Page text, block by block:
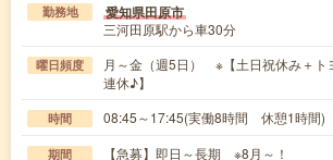
勤務地 愛知県田原市
三河田原駅から車30分
曜日頻度
月～金（週5日） ※【土日祝休み＋ト
連休♪】
時間 08:45～17:45(実働8時間 休憩1時間)
期間 【急募】即日～長期 ※8月～！